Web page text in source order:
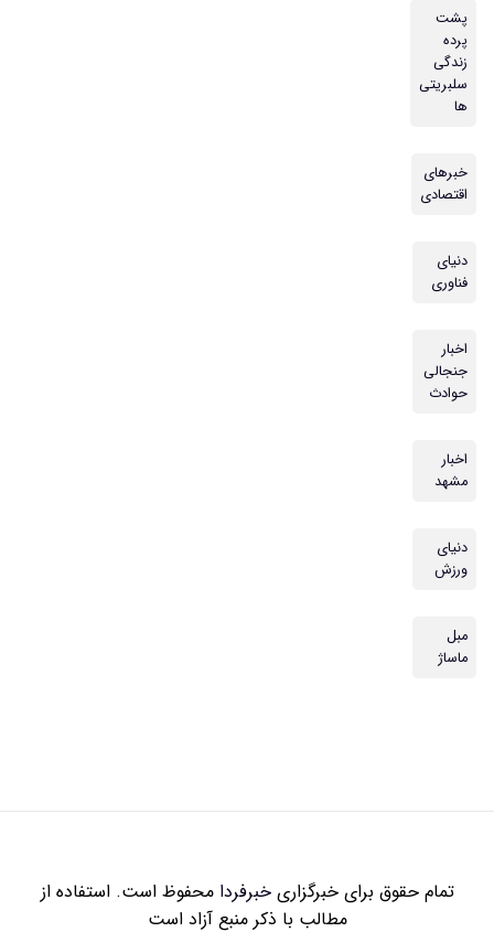
پشت
پرده
زندگی
سلبریتی
ها
خبرهای
اقتصادی
دنیای
فناوری
اخبار
جنجالی
حوادث
اخبار
مشهد
دنیای
ورزش
مبل
ماساژ
تمام حقوق برای خبرگزاریخبرفردامحفوظ است. استفاده از
مطالب با ذکر منبع آزاد است